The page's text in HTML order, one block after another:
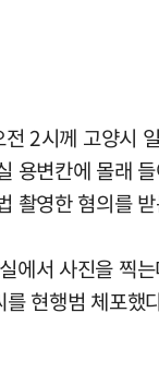
2시께 고양시
용변칸에 몰래
촬영한 혐의를
에서 사진을 찍
현행범 체포했